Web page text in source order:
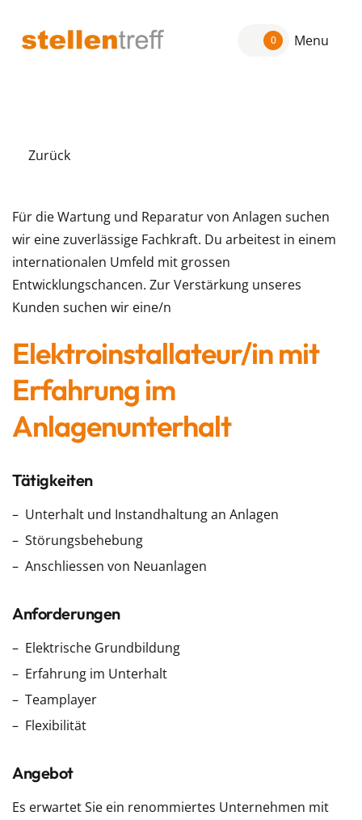
0 Menu
Zurück
Für die Wartung und Reparatur von Anlagen suchen
wir eine zuverlässige Fachkraft. Du arbeitest in einem
internationalen Umfeld mit grossen
Entwicklungschancen. Zur Verstärkung unseres
Kunden suchen wir eine/n
Elektroinstallateur/in mit
Erfahrung im
Anlagenunterhalt
Tätigkeiten
Unterhalt und Instandhaltung an Anlagen
Störungsbehebung
Anschliessen von Neuanlagen
Anforderungen
Elektrische Grundbildung
Erfahrung im Unterhalt
Teamplayer
Flexibilität
Angebot
Es erwartet Sie ein renommiertes Unternehmen mit